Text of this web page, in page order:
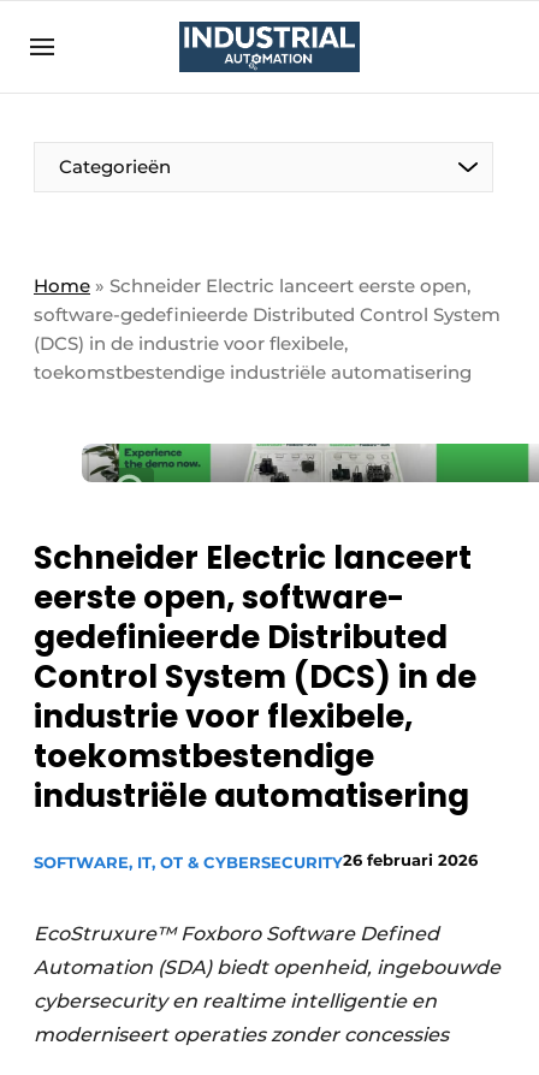
Aanmelden
Bedrijven
Bedrijven
Direct contact
Eigen content aanleveren
Evenement aanmelden
Meest gelezen
Nieuwsbrief
Privacy / Cookie statement
Vacature aanmelden
Vacatures
Video’s
Categorieën
Home » Schneider Electric lanceert eerste open,
software-gedefinieerde Distributed Control System
(DCS) in de industrie voor flexibele,
toekomstbestendige industriële automatisering ​
Schneider Electric lanceert
eerste open, software-
gedefinieerde Distributed
Control System (DCS) in de
industrie voor flexibele,
toekomstbestendige
industriële automatisering ​
SOFTWARE, IT, OT & CYBERSECURITY26 februari 2026
EcoStruxure™ Foxboro Software Defined
Automation (SDA) biedt openheid, ingebouwde
cybersecurity en realtime intelligentie en
moderniseert operaties zonder concessies